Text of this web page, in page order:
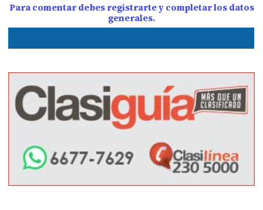
Para comentar debes registrarte y completar los datos
generales.